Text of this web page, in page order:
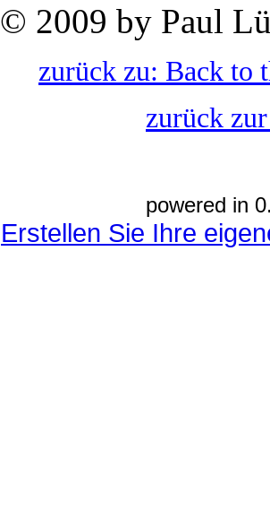
© 2009 by Paul
zurück zu: Back to
zurück
powered in
Erstellen Sie Ihre